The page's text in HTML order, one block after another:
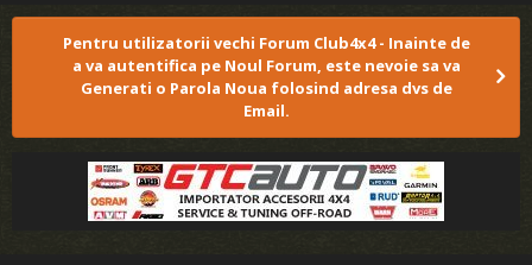
Pentru utilizatorii vechi Forum Club4x4 - Inainte de
a va autentifica pe Noul Forum, este nevoie sa va
Generati o Parola Noua folosind adresa dvs de
Email.